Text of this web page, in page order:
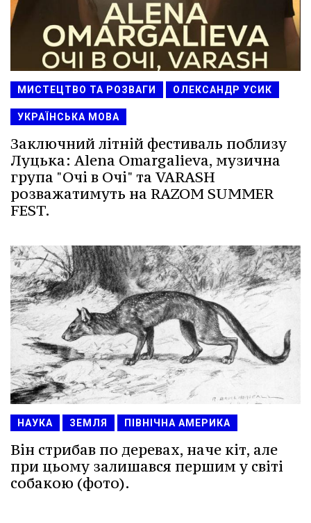
МИСТЕЦТВО ТА РОЗВАГИ ОЛЕКСАНДР УСИК
УКРАЇНСЬКА МОВА
Заключний літній фестиваль поблизу
Луцька: Alena Omargalieva, музична
група "Очі в Очі" та VARASH
розважатимуть на RAZOM SUMMER
FEST.
НАУКА ЗЕМЛЯ ПІВНІЧНА АМЕРИКА
Він стрибав по деревах, наче кіт, але
при цьому залишався першим у світі
собакою (фото).